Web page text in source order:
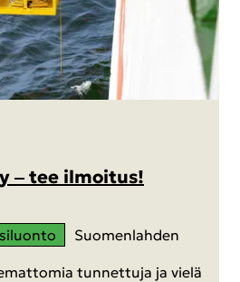
‒ tee il­moi­tus!
Suo­men­lah­den
tun­net­tu­ja ja vielä